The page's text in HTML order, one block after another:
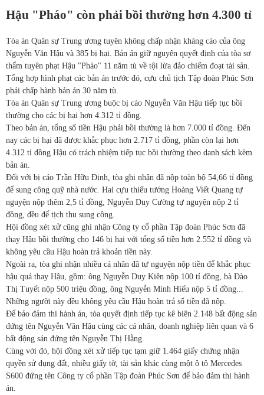
Hậu "Pháo" còn phải bồi thường hơn 4.300 tỉ
Tòa án Quân sự Trung ương tuyên không chấp nhận kháng cáo của ông
Nguyễn Văn Hậu và 385 bị hại. Bản án giữ nguyên quyết định của tòa sơ
thẩm tuyên phạt Hậu "Pháo" 11 năm tù về tội lừa đảo chiếm đoạt tài sản.
Tổng hợp hình phạt các bản án trước đó, cựu chủ tịch Tập đoàn Phúc Sơn
phải chấp hành bản án 30 năm tù.
Tòa án Quân sự Trung ương buộc bị cáo Nguyễn Văn Hậu tiếp tục bồi
thường cho các bị hại hơn 4.312 tỉ đồng.
Theo bản án, tổng số tiền Hậu phải bồi thường là hơn 7.000 tỉ đồng. Đến
nay các bị hại đã được khắc phục hơn 2.717 tỉ đồng, phần còn lại hơn
4.312 tỉ đồng Hậu có trách nhiệm tiếp tục bồi thường theo danh sách kèm
bản án.
Đối với bị cáo Trần Hữu Định, tòa ghi nhận đã nộp toàn bộ 54,66 tỉ đồng
để sung công quỹ nhà nước. Hai cựu thiếu tướng Hoàng Viết Quang tự
nguyện nộp thêm 2,5 tỉ đồng, Nguyễn Duy Cường tự nguyện nộp 2 tỉ
đồng, đều để tịch thu sung công.
Hội đồng xét xử cũng ghi nhận Công ty cổ phần Tập đoàn Phúc Sơn đã
thay Hậu bồi thường cho 146 bị hại với tổng số tiền hơn 2.552 tỉ đồng và
không yêu cầu Hậu hoàn trả khoản tiền này.
Ngoài ra, tòa ghi nhận nhiều cá nhân đã tự nguyện nộp tiền để khắc phục
hậu quả thay Hậu, gồm: ông Nguyễn Duy Kiên nộp 100 tỉ đồng, bà Đào
Thị Tuyết nộp 500 triệu đồng, ông Nguyễn Minh Hiếu nộp 5 tỉ đồng...
Những người này đều không yêu cầu Hậu hoàn trả số tiền đã nộp.
Để bảo đảm thi hành án, tòa quyết định tiếp tục kê biên 2.148 bất động sản
đứng tên Nguyễn Văn Hậu cùng các cá nhân, doanh nghiệp liên quan và 6
bất động sản đứng tên Nguyễn Thị Hằng.
Cùng với đó, hội đồng xét xử tiếp tục tạm giữ 1.464 giấy chứng nhận
quyền sử dụng đất, nhiều giấy tờ, tài sản khác cùng một ô tô Mercedes
S600 đứng tên Công ty cổ phần Tập đoàn Phúc Sơn để bảo đảm thi hành
án.